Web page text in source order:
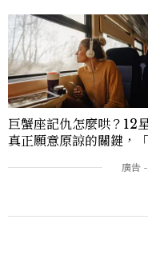
巨蟹座記仇怎麼哄？12
真正願意原諒的關鍵，